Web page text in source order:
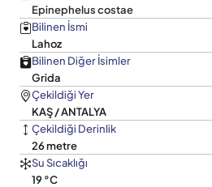
Epinephelus costae
Bilinen İsmi
Lahoz
Bilinen Diğer İsimler
Grida
Çekildiği Yer
KAŞ / ANTALYA
Çekildiği Derinlik
26 metre
Su Sıcaklığı
19 °C